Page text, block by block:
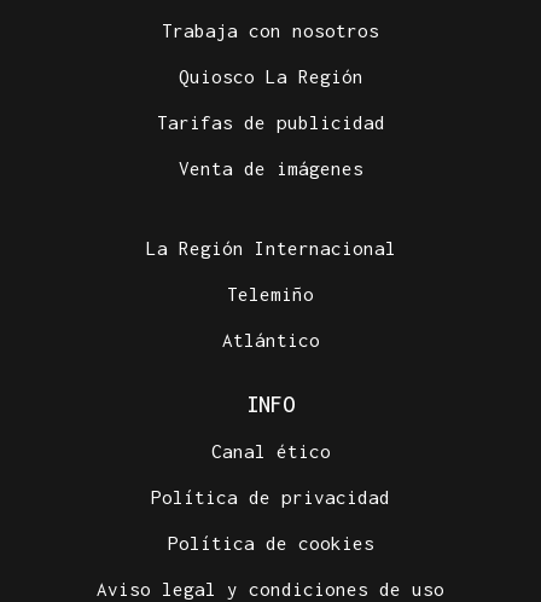
Trabaja con nosotros
Quiosco La Región
Tarifas de publicidad
Venta de imágenes
La Región Internacional
Telemiño
Atlántico
INFO
Canal ético
Política de privacidad
Política de cookies
Aviso legal y condiciones de uso